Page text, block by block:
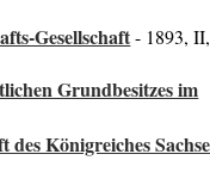
Gesellschaft- 1893, II,
Grundbesitzes im
Königreiches